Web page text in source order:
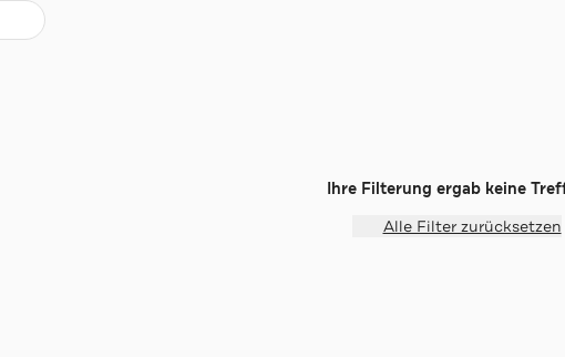
Ihre Filterung ergab keine
Alle Filter zurücksetzen